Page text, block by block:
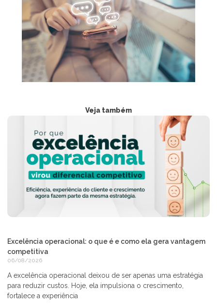
Veja também
Excelência operacional: o que é e como ela gera vantagem
competitiva
06/08/2026
A excelência operacional deixou de ser apenas uma estratégia
para reduzir custos. Hoje, ela impulsiona o crescimento,
fortalece a experiência